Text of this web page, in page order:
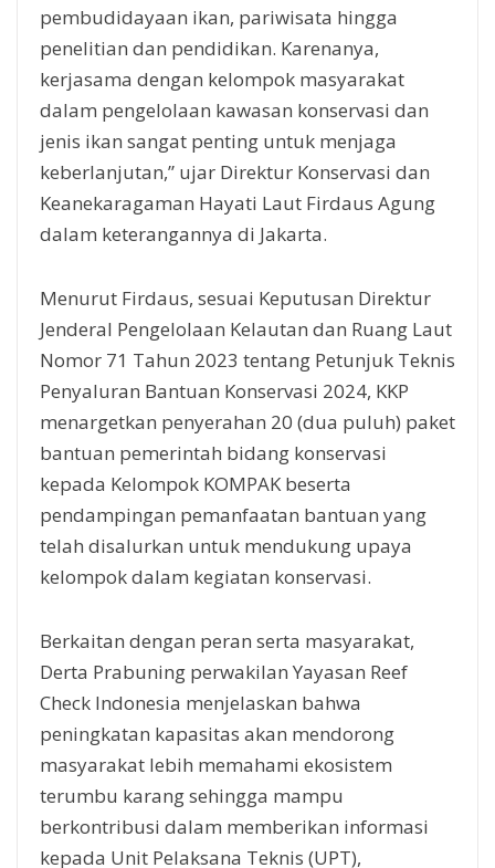
pembudidayaan ikan, pariwisata hingga
penelitian dan pendidikan. Karenanya,
kerjasama dengan kelompok masyarakat
dalam pengelolaan kawasan konservasi dan
jenis ikan sangat penting untuk menjaga
keberlanjutan,” ujar Direktur Konservasi dan
Keanekaragaman Hayati Laut Firdaus Agung
dalam keterangannya di Jakarta.
Menurut Firdaus, sesuai Keputusan Direktur
Jenderal Pengelolaan Kelautan dan Ruang Laut
Nomor 71 Tahun 2023 tentang Petunjuk Teknis
Penyaluran Bantuan Konservasi 2024, KKP
menargetkan penyerahan 20 (dua puluh) paket
bantuan pemerintah bidang konservasi
kepada Kelompok KOMPAK beserta
pendampingan pemanfaatan bantuan yang
telah disalurkan untuk mendukung upaya
kelompok dalam kegiatan konservasi.
Berkaitan dengan peran serta masyarakat,
Derta Prabuning perwakilan Yayasan Reef
Check Indonesia menjelaskan bahwa
peningkatan kapasitas akan mendorong
masyarakat lebih memahami ekosistem
terumbu karang sehingga mampu
berkontribusi dalam memberikan informasi
kepada Unit Pelaksana Teknis (UPT),